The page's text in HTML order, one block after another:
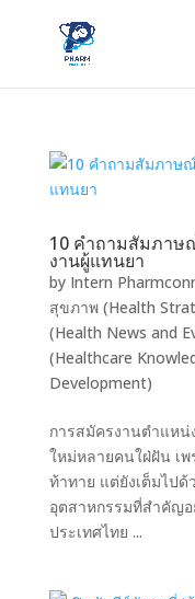
10 คำถามสัมภาษ
งานผู้แทนยา
by Intern
สุขภาพ (Health
(Health News and
(Healthcare
Development)
การสมัครงานตำแหน่
ใหม่หลายคนใฝ่ฝัน เ
ท้าทาย แต่ยังเต็มไปด้
อุตสาหกรรมที่สำคัญ
ประเทศไทย ...